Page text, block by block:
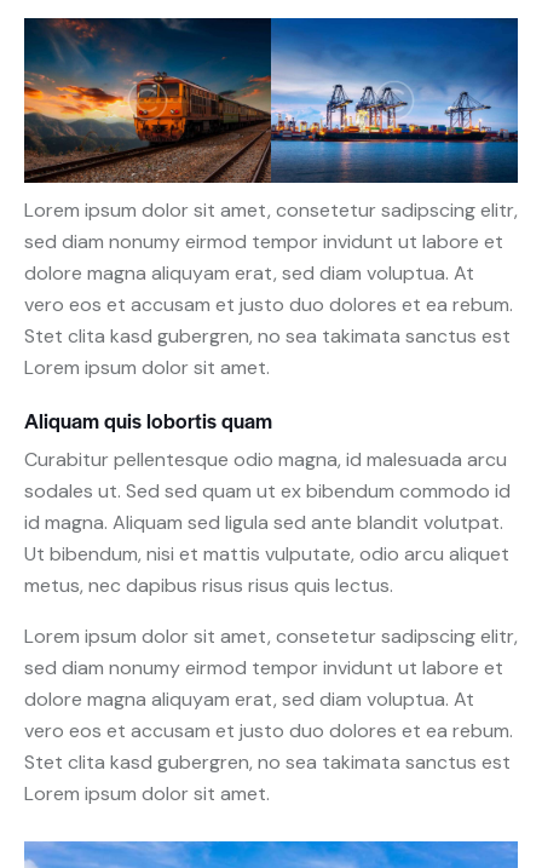
Lorem ipsum dolor sit amet, consetetur sadipscing elitr,
sed diam nonumy eirmod tempor invidunt ut labore et
dolore magna aliquyam erat, sed diam voluptua. At
vero eos et accusam et justo duo dolores et ea rebum.
Stet clita kasd gubergren, no sea takimata sanctus est
Lorem ipsum dolor sit amet.
Aliquam quis lobortis quam
Curabitur pellentesque odio magna, id malesuada arcu
sodales ut. Sed sed quam ut ex bibendum commodo id
id magna. Aliquam sed ligula sed ante blandit volutpat.
Ut bibendum, nisi et mattis vulputate, odio arcu aliquet
metus, nec dapibus risus risus quis lectus.
Lorem ipsum dolor sit amet, consetetur sadipscing elitr,
sed diam nonumy eirmod tempor invidunt ut labore et
dolore magna aliquyam erat, sed diam voluptua. At
vero eos et accusam et justo duo dolores et ea rebum.
Stet clita kasd gubergren, no sea takimata sanctus est
Lorem ipsum dolor sit amet.